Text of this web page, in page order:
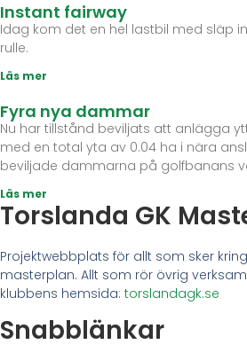
Instant fairway
Idag kom det en hel lastbil med släp
rulle.
Läs mer
Fyra nya dammar
Nu har tillstånd beviljats att anlägga
med en total yta av 0.04 ha i nära
beviljade dammarna på golfbanans
Läs mer
Torslanda GK
Projektwebbplats för allt som sker
masterplan. Allt som rör övrig
klubbens hemsida: torslandagk.se
Snabblänkar